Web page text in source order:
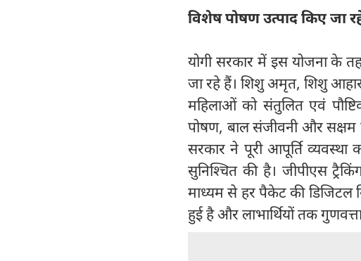
विशेष पोषण उत्पाद किए जा
योगी सरकार में इस योजना के
जा रहे हैं। शिशु अमृत, शिशु
महिलाओं को संतुलित एवं
पोषण, बाल संजीवनी और सक्षम
सरकार ने पूरी आपूर्ति
सुनिश्चित की है। जीपीएस
माध्यम से हर पैकेट की डिजिटल
हुई है और लाभार्थियों तक